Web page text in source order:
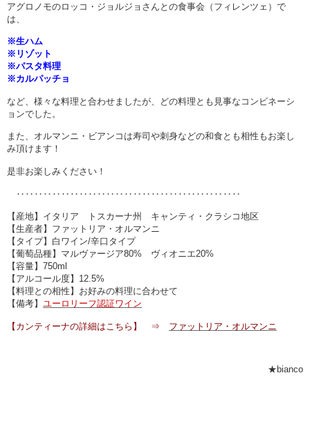
アグロノモのロッコ・ジョルジョさんとの食事会（フィレンツェ）で
は、
※生ハム
※リゾット
※パスタ料理
※カルパッチョ
など、様々な料理と合わせましたが、どの料理とも見事なコンビネーシ
ョンでした。
また、オルマンニ・ビアンコは寿司や刺身などの和食とも相性もお楽し
み頂けます！
是非お楽しみください！
‥‥‥‥‥‥‥‥‥‥‥‥‥‥‥‥‥‥‥‥‥‥‥‥‥
【産地】イタリア トスカーナ州 キャンティ・クラシコ地区
【生産者】ファットリア・オルマンニ
【タイプ】白ワイン/辛口タイプ
【葡萄品種】マルヴァージア80% ヴィオニエ20%
【容量】750ml
【アルコール度】12.5%
【料理との相性】お好みの料理に合わせて
【備考】 ユーロリーフ認証ワイン
【カンティーナの詳細はこちら】 ⇒ ファットリア・オルマンニ
★bianco